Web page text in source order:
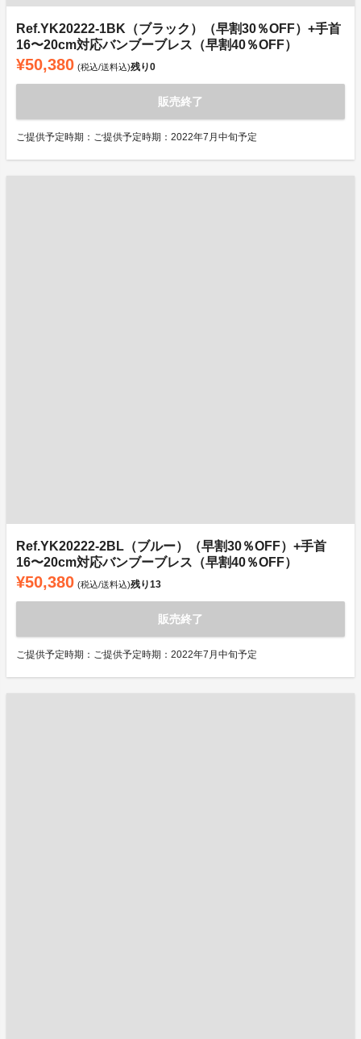
Ref.YK20222-1BK（ブラック）（早割30％OFF）+手首
16〜20cm対応バンブーブレス（早割40％OFF）
¥50,380 (税込/送料込)残り0
販売終了
ご提供予定時期：ご提供予定時期：2022年7月中旬予定
Ref.YK20222-2BL（ブルー）（早割30％OFF）+手首
16〜20cm対応バンブーブレス（早割40％OFF）
¥50,380 (税込/送料込)残り13
販売終了
ご提供予定時期：ご提供予定時期：2022年7月中旬予定